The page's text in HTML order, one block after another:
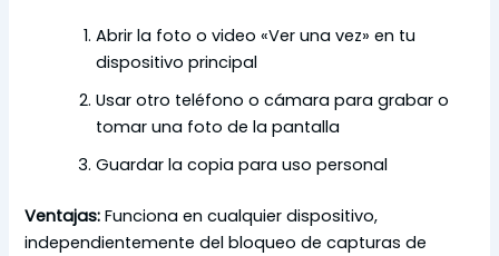
Abrir la foto o video «Ver una vez» en tu
dispositivo principal
Usar otro teléfono o cámara para grabar o
tomar una foto de la pantalla
Guardar la copia para uso personal
Ventajas: Funciona en cualquier dispositivo,
independientemente del bloqueo de capturas de